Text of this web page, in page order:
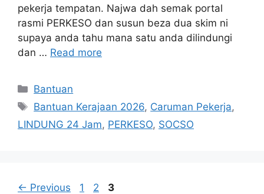
pekerja tempatan. Najwa dah semak portal
rasmi PERKESO dan susun beza dua skim ni
supaya anda tahu mana satu anda dilindungi
dan … Read more
Categories
Bantuan
Tags
Bantuan Kerajaan 2026, Caruman Pekerja,
LINDUNG 24 Jam, PERKESO, SOCSO
← Previous Page
1 Page
2 Page
3